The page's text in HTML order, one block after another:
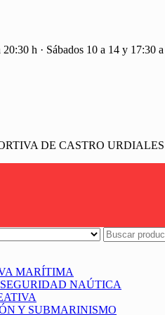
h · Sábados 10 a 14 y 17:30
DE CASTRO URDIALES
MARÍTIMA
NAÚTICA
Y SUBMARINISMO